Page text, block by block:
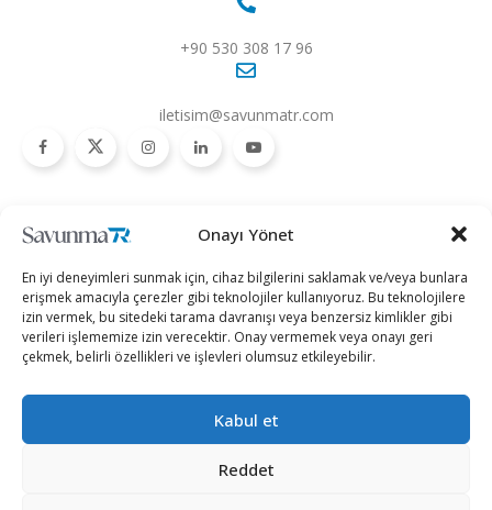
Onayı Yönet
En iyi deneyimleri sunmak için, cihaz bilgilerini saklamak ve/veya bunlara
erişmek amacıyla çerezler gibi teknolojiler kullanıyoruz. Bu teknolojilere
izin vermek, bu sitedeki tarama davranışı veya benzersiz kimlikler gibi
verileri işlememize izin verecektir. Onay vermemek veya onayı geri
çekmek, belirli özellikleri ve işlevleri olumsuz etkileyebilir.
Kabul et
Reddet
+90 530 308 17 96
iletisim@savunmatr.com
Savunma Sanayii
Hava Platformları
Kara Platformları
Deniz Platformları
İnsansız Sistemler
Kategoriler
Siber Güvenlik
Teknoloji
Röportajlar
Politika
Dosya Haber
SavunmaTR
Hakkımızda
Kariyer
Gizlilik Politikası
Künye